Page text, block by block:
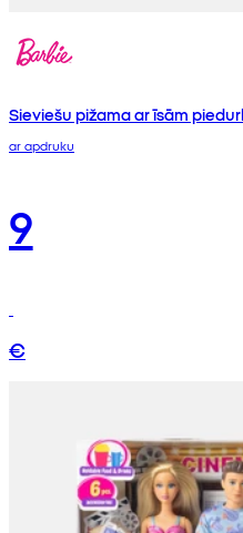
Sieviešu pižama ar īsām
ar apdruku
9
€